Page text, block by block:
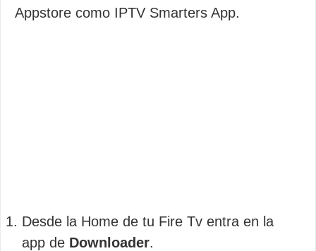
Appstore como IPTV Smarters App.
Desde la Home de tu Fire Tv entra en la
app de Downloader.